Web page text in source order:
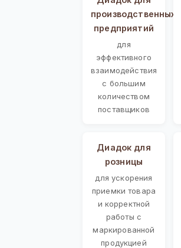
производственных
предприятий
для
эффективного
взаимодействия
с большим
количеством
поставщиков
Диадок для
розницы
для ускорения
приемки товара
и корректной
работы с
маркированной
продукцией